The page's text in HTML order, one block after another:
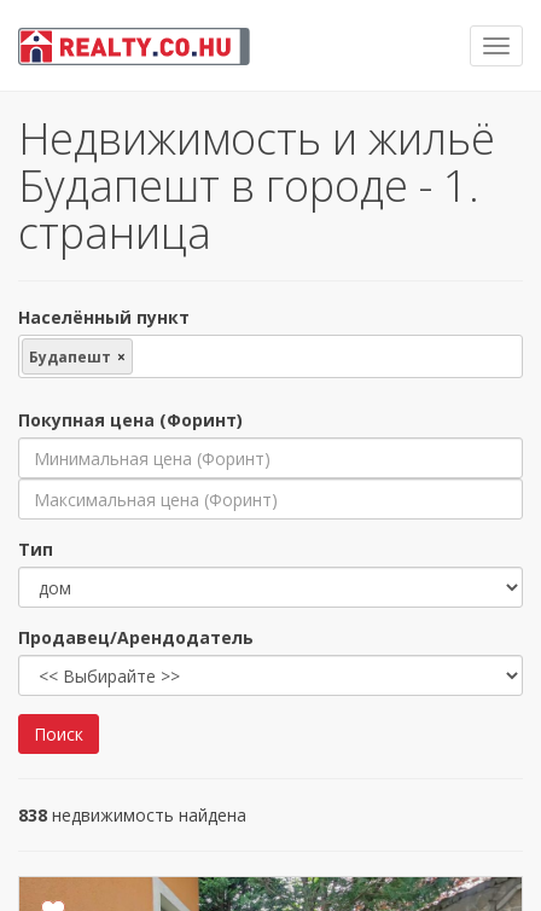
Недвижимость и жильё
Будапешт в городе - 1.
страница
Населённый пункт
Будапешт ×
Покупная цена (Форинт)
Тип
Продавец/Арендодатель
Поиск
838 недвижимость найдена